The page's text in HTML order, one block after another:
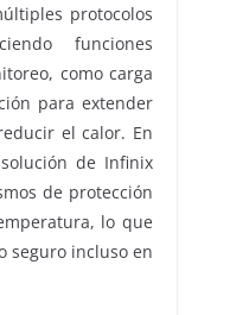
protocolos
funciones
como carga
para extender
el calor. En
de Infinix
de protección
lo que
seguro incluso en